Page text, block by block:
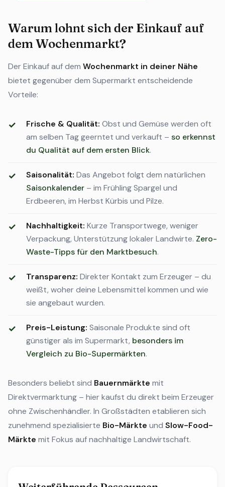
Warum lohnt sich der Einkauf auf
dem Wochenmarkt?
Der Einkauf auf dem Wochenmarkt in deiner Nähe
bietet gegenüber dem Supermarkt entscheidende
Vorteile:
Frische & Qualität: Obst und Gemüse werden oft
am selben Tag geerntet und verkauft – so erkennst
du Qualität auf dem ersten Blick.
Saisonalität: Das Angebot folgt dem natürlichen
Saisonkalender – im Frühling Spargel und
Erdbeeren, im Herbst Kürbis und Pilze.
Nachhaltigkeit: Kurze Transportwege, weniger
Verpackung, Unterstützung lokaler Landwirte. Zero-
Waste-Tipps für den Marktbesuch.
Transparenz: Direkter Kontakt zum Erzeuger – du
weißt, woher deine Lebensmittel kommen und wie
sie angebaut wurden.
Preis-Leistung: Saisonale Produkte sind oft
günstiger als im Supermarkt, besonders im
Vergleich zu Bio-Supermärkten.
Besonders beliebt sind Bauernmärkte mit
Direktvermarktung – hier kaufst du direkt beim Erzeuger
ohne Zwischenhändler. In Großstädten etablieren sich
zunehmend spezialisierte Bio-Märkte und Slow-Food-
Märkte mit Fokus auf nachhaltige Landwirtschaft.